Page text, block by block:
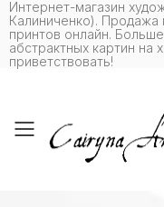
Интернет-магазин
Калиниченко). Продажа
принтов онлайн.
абстрактных картин на
приветствовать!
Toggle